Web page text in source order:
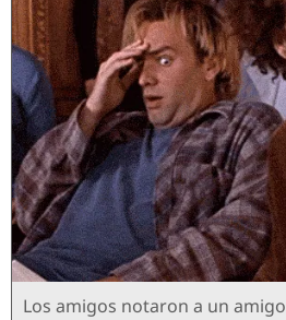
Los amigos notaron a un amigo